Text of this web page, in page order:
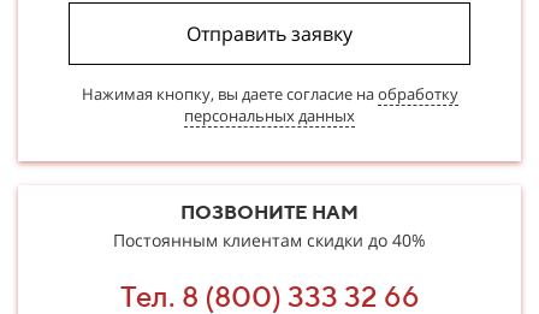
Отправить заявку
Нажимая кнопку, вы даете согласие наобработку
персональных данных
ПОЗВОНИТЕ НАМ
Постоянным клиентам скидки до 40%
Тел. 8 (800) 333 32 66